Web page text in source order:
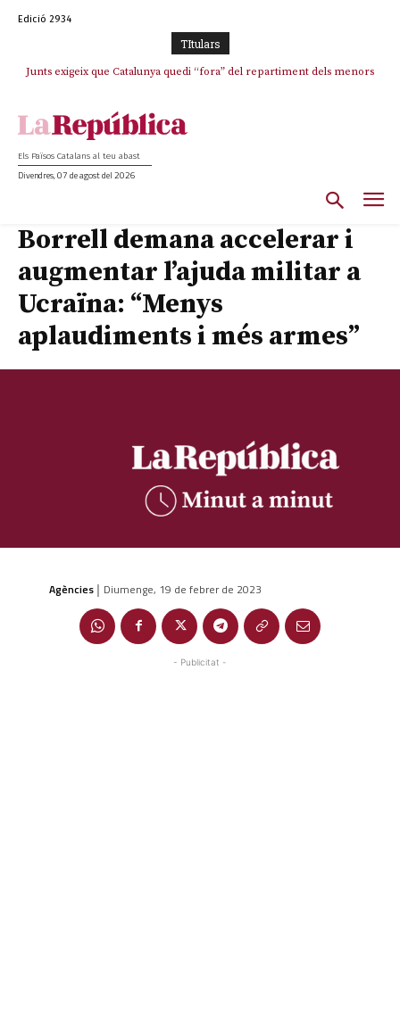
Edició 2934
TItulars
Junts exigeix que Catalunya quedi “fora” del repartiment dels menors
Els Països Catalans al teu abast
Divendres, 07 de agost del 2026
Borrell demana accelerar i
augmentar l’ajuda militar a
Ucraïna: “Menys
aplaudiments i més armes”
Agències | Diumenge, 19 de febrer de 2023
- Publicitat -